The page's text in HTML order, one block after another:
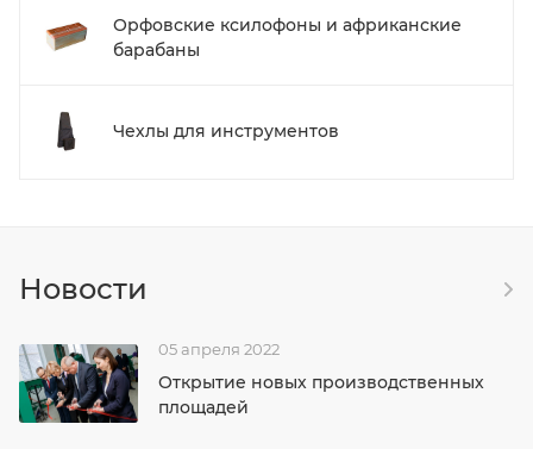
Орфовские ксилофоны и африканские
барабаны
Чехлы для инструментов
Новости
05 апреля 2022
Открытие новых производственных
площадей